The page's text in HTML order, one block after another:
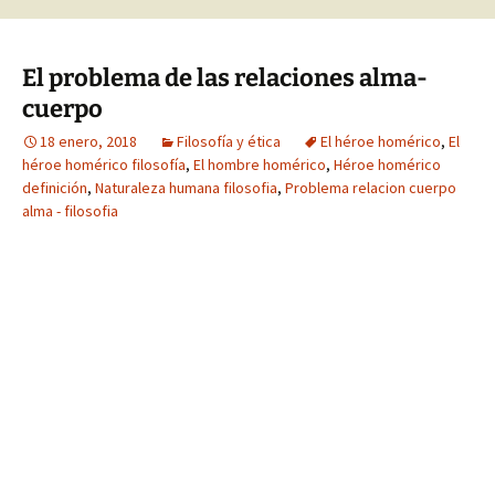
El problema de las relaciones alma-
cuerpo
18 enero, 2018 Filosofía y ética El héroe homérico, El
héroe homérico filosofía, El hombre homérico, Héroe homérico
definición, Naturaleza humana filosofia, Problema relacion cuerpo
alma - filosofia